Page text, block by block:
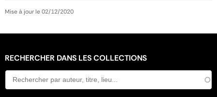
Mise à jour le 02/12/2020
RECHERCHER DANS LES COLLECTIONS